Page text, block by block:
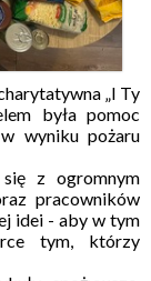
„I Ty
była pomoc
wyniku pożaru
z ogromnym
pracowników
idei - aby w tym
tym, którzy